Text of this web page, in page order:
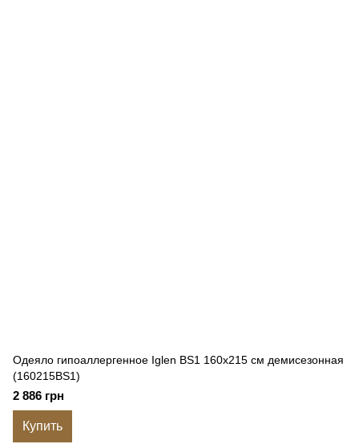
Одеяло гипоаллергенное Iglen BS1 160x215 см демисезонная
(160215BS1)
2 886 грн
Купить